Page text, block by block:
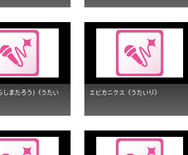
しまたろう)《うたい
エビカニクス《うたいり》